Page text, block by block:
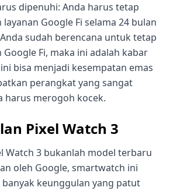
dipenuhi: Anda harus tetap
Google Fi selama 24 bulan
sudah berencana untuk tetap
Fi, maka ini adalah kabar
bisa menjadi kesempatan emas
perangkat yang sangat
harus merogoh kocek.
Pixel Watch 3
Watch 3 bukanlah model terbaru
oleh Google, smartwatch ini
keunggulan yang patut